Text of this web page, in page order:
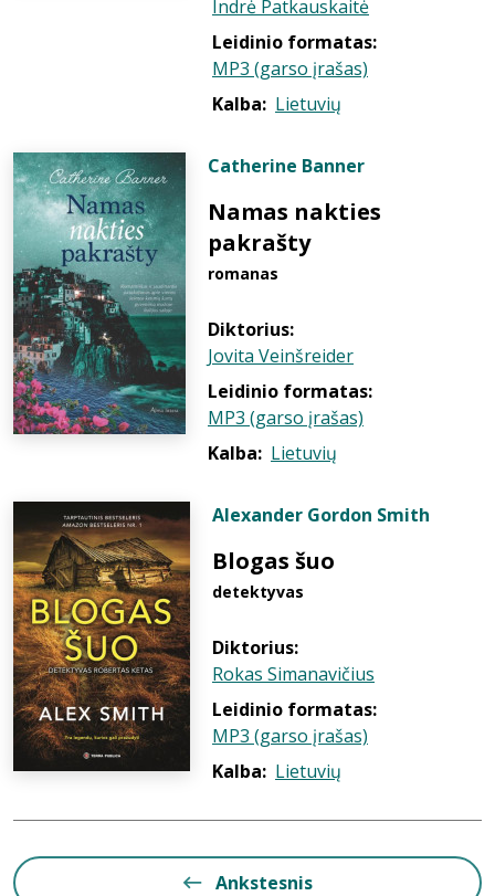
Indrė Patkauskaitė
Leidinio formatas:
MP3 (garso įrašas)
Kalba: Lietuvių
Catherine Banner
Namas nakties
pakrašty
romanas
Diktorius:
Jovita Veinšreider
Leidinio formatas:
MP3 (garso įrašas)
Kalba: Lietuvių
Alexander Gordon Smith
Blogas šuo
detektyvas
Diktorius:
Rokas Simanavičius
Leidinio formatas:
MP3 (garso įrašas)
Kalba: Lietuvių
Ankstesnis